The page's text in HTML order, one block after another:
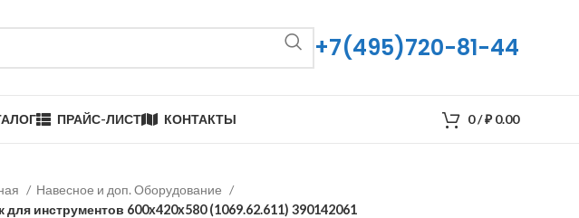
+7(495)720-81-44
ПРАЙС-ЛИСТ КОНТАКТЫ 0/₽0.00
Навесное и доп. Оборудование
для инструментов 600x420x580 (1069.62.611) 390142061